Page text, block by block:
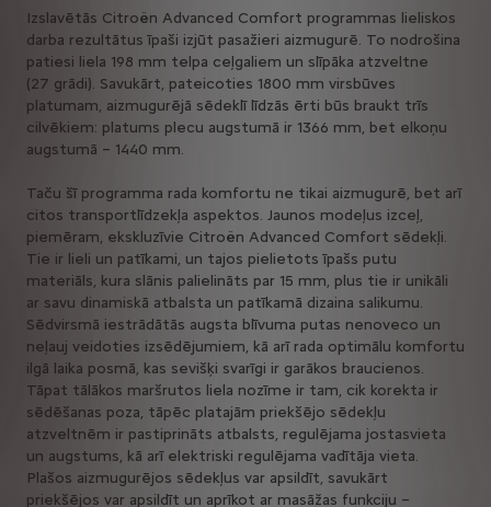
Izslavētās Citroën Advanced Comfort programmas lieliskos
darba rezultātus īpaši izjūt pasažieri aizmugurē. To nodrošina
patiesi liela 198 mm telpa ceļgaliem un slīpāka atzveltne
(27 grādi). Savukārt, pateicoties 1800 mm virsbūves
platumam, aizmugurējā sēdeklī līdzās ērti būs braukt trīs
cilvēkiem: platums plecu augstumā ir 1366 mm, bet elkoņu
augstumā – 1440 mm.
Taču šī programma rada komfortu ne tikai aizmugurē, bet arī
citos transportlīdzekļa aspektos. Jaunos modeļus izceļ,
piemēram, ekskluzīvie Citroën Advanced Comfort sēdekļi.
Tie ir lieli un patīkami, un tajos pielietots īpašs putu
materiāls, kura slānis palielināts par 15 mm, plus tie ir unikāli
ar savu dinamiskā atbalsta un patīkamā dizaina salikumu.
Sēdvirsmā iestrādātās augsta blīvuma putas nenoveco un
neļauj veidoties izsēdējumiem, kā arī rada optimālu komfortu
ilgā laika posmā, kas sevišķi svarīgi ir garākos braucienos.
Tāpat tālākos maršrutos liela nozīme ir tam, cik korekta ir
sēdēšanas poza, tāpēc platajām priekšējo sēdekļu
atzveltnēm ir pastiprināts atbalsts, regulējama jostasvieta
un augstums, kā arī elektriski regulējama vadītāja vieta.
Plašos aizmugurējos sēdekļus var apsildīt, savukārt
priekšējos var apsildīt un aprīkot ar masāžas funkciju –